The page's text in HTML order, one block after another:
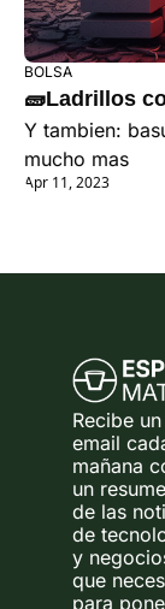
BOLSA
🧱Ladrillos
Y tambien:
mucho mas
Apr 11, 2023
Recibe un
email
mañana
un
de las
de
y
que
para